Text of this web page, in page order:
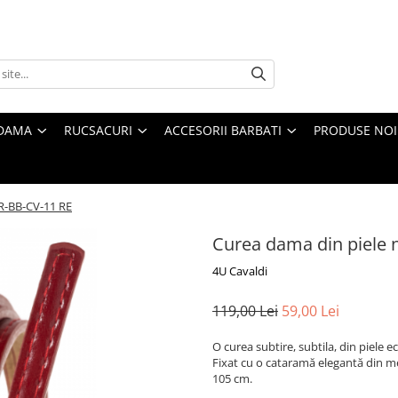
RUCSACURI ACCESORII BARBATI PRODUSE NOI
CV-11 RE
Curea dama din piele
4U Cavaldi
119,00 Lei 59,00 Lei
O curea subtire, subtila, din piele
Fixat cu o cataramă elegantă din
105 cm.